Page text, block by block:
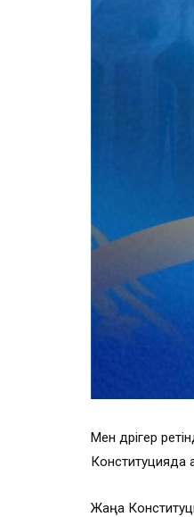
Мен дәрігер
Конституцияда
Жаңа